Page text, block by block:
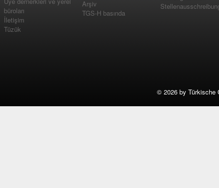
büroları
İletişim
Tüzük
Arşiv
TGS-H basında
© 2026 by Türkische